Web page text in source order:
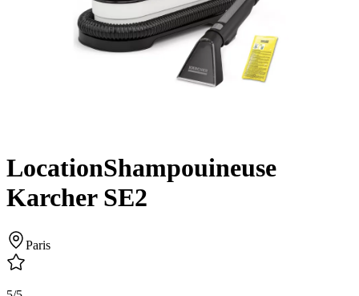
LocationShampouineuse
Karcher SE2
Paris